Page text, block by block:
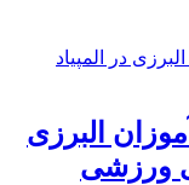
البرزی
ورزشی